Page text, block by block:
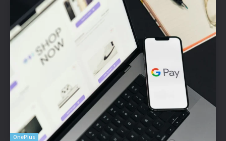
OnePlus